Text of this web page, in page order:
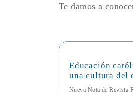
Te damos a
Educación
una cultura del
Nueva Nota de Revista